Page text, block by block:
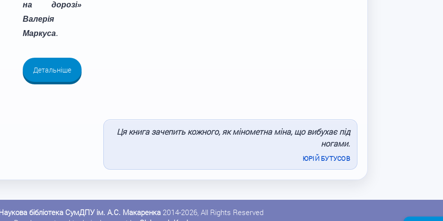
Ця книга зачепить кожного, як мінометна міна, що вибухає під
ногами.
ЮРІЙ БУТУСОВ
на дорозі»
Валерія
Маркуса.
Детальніше
бібліотека СумДПУ ім. А.С. Макаренка 2014-2026, All Rights Reserved